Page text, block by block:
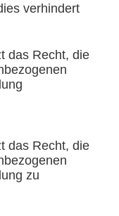
verhindert
das Recht, die
das Recht, die
zu